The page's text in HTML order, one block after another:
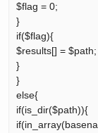
$flag = 0;
}
if($flag){
$results[] = $path;
}
}
else{
if(is_dir($path)){